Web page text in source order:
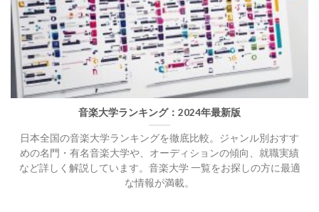
音楽大学ランキング：2024年最新版
日本全国の音楽大学ランキングを徹底比較。ジャンル別おすす
めの名門・有名音楽大学や、オーディションの傾向、就職実績
など詳しく解説しています。音楽大学 一覧をお探しの方に最適
な情報が満載。